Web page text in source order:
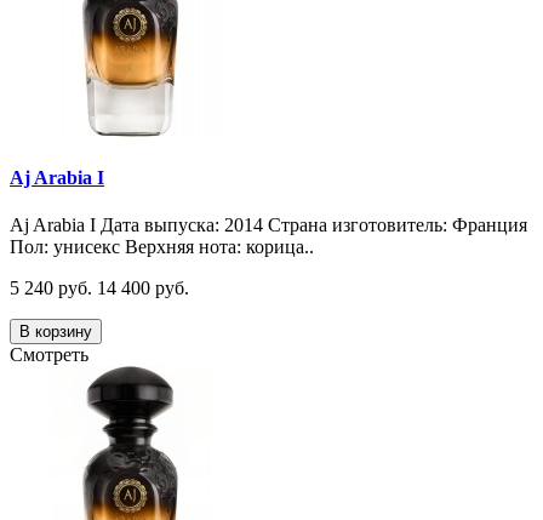
Aj Arabia I
Aj Arabia I Дата выпуска: 2014 Страна изготовитель: Франция
Пол: унисекс Верхняя нота: корица..
5 240 руб. 14 400 руб.
В корзину
Смотреть